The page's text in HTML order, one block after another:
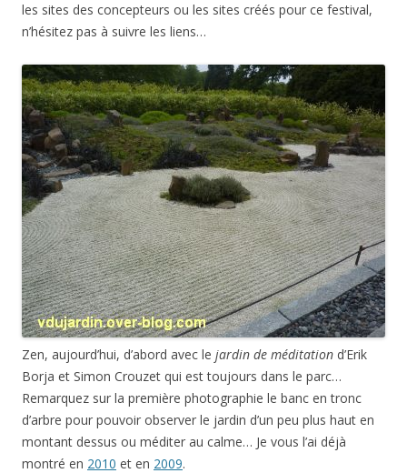
les sites des concepteurs ou les sites créés pour ce festival,
n’hésitez pas à suivre les liens…
Zen, aujourd’hui, d’abord avec le jardin de méditation d’Erik
Borja et Simon Crouzet qui est toujours dans le parc…
Remarquez sur la première photographie le banc en tronc
d’arbre pour pouvoir observer le jardin d’un peu plus haut en
montant dessus ou méditer au calme… Je vous l’ai déjà
montré en 2010 et en 2009.